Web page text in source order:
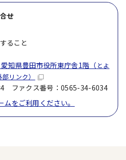
せ
ること
知県豊田市役所東庁舎1階（ とよ
リンク）
ファクス番号：0565-34-6034
をご利用ください。